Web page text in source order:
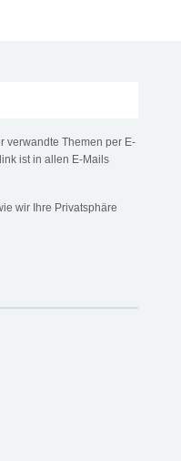
verwandte Themen per E-
ist in allen E-Mails
wir Ihre Privatsphäre